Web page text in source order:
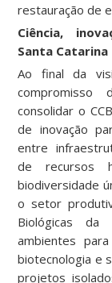
restauração de
Ciência,
Santa Catarina
Ao final da
compromisso
consolidar o
de inovação
entre
de recursos
biodiversidade
o setor
Biológicas da
ambientes
biotecnologia e
projetos